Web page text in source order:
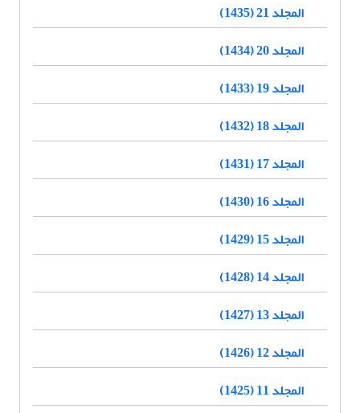
المجلد 21 (1435)
المجلد 20 (1434)
المجلد 19 (1433)
المجلد 18 (1432)
المجلد 17 (1431)
المجلد 16 (1430)
المجلد 15 (1429)
المجلد 14 (1428)
المجلد 13 (1427)
المجلد 12 (1426)
المجلد 11 (1425)